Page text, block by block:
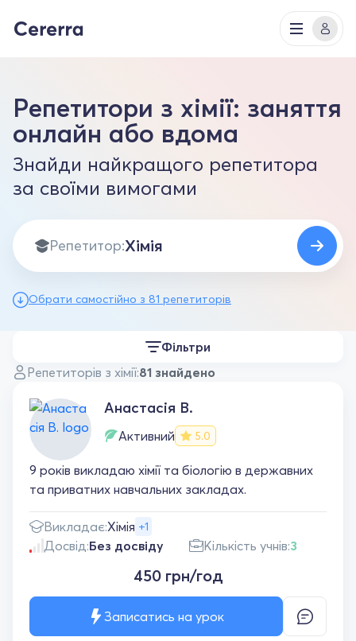
Репетитори з хімії: заняття
онлайн або вдома
Знайди найкращого репетитора
за своїми вимогами
Репетитор:
Обрати самостійно з 81 репетиторів
Репетиторів з хімії:81 знайдено
Фільтри
Анастасія В.
Активний 5.0
9 років викладаю хімії та біологію в державних
та приватних навчальних закладах.
Викладає:Хімія +1
Досвід:Без досвіду Кількість учнів:3
450 грн/год
Записатись на урок